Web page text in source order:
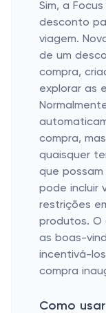
Sim, a
desconto
viagem.
de um
compra,
explorar as
compra,
quaisquer
que
pode incluir
restrições
produtos. O
as boas-
incentivá-
compra
Como